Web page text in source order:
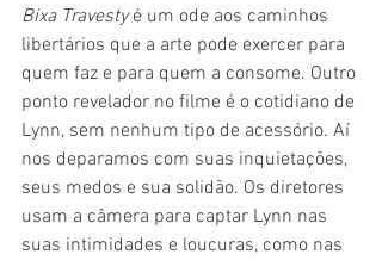
Bixa Travesty é um ode aos caminhos
libertários que a arte pode exercer para
quem faz e para quem a consome. Outro
ponto revelador no filme é o cotidiano de
Lynn, sem nenhum tipo de acessório. Aí
nos deparamos com suas inquietações,
seus medos e sua solidão. Os diretores
usam a câmera para captar Lynn nas
suas intimidades e loucuras, como nas